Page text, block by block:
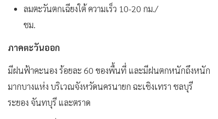
ลมตะวันตกเฉียงใต้ ความเร็ว 10-20 กม./
ชม.
ภาคตะวันออก
มีฝนฟ้าคะนอง ร้อยละ 60 ของพื้นที่ และมีฝนตกหนักถึงหนัก
มากบางแห่ง บริเวณจังหวัดนครนายก ฉะเชิงเทรา ชลบุรี
ระยอง จันทบุรี และตราด